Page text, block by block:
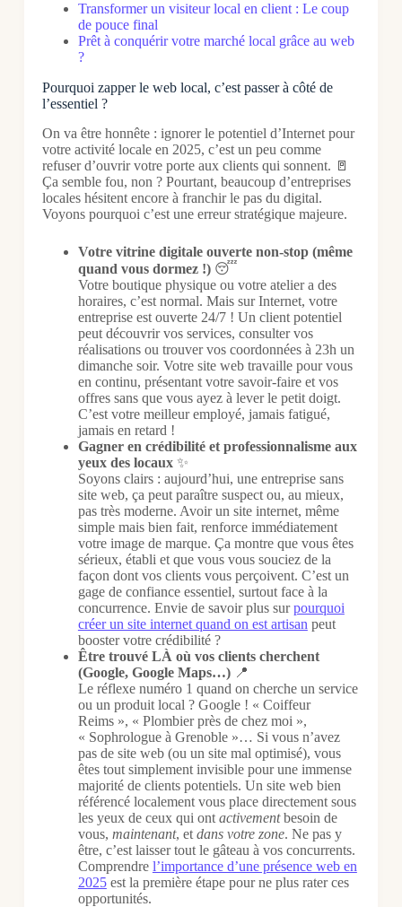
Transformer un visiteur local en client : Le coup
de pouce final
Prêt à conquérir votre marché local grâce au web
?
Pourquoi zapper le web local, c’est passer à côté de
l’essentiel ?
On va être honnête : ignorer le potentiel d’Internet pour
votre activité locale en 2025, c’est un peu comme
refuser d’ouvrir votre porte aux clients qui sonnent. 🚪
Ça semble fou, non ? Pourtant, beaucoup d’entreprises
locales hésitent encore à franchir le pas du digital.
Voyons pourquoi c’est une erreur stratégique majeure.
Votre vitrine digitale ouverte non-stop (même
quand vous dormez !)😴
Votre boutique physique ou votre atelier a des
horaires, c’est normal. Mais sur Internet, votre
entreprise est ouverte 24/7 ! Un client potentiel
peut découvrir vos services, consulter vos
réalisations ou trouver vos coordonnées à 23h un
dimanche soir. Votre site web travaille pour vous
en continu, présentant votre savoir-faire et vos
offres sans que vous ayez à lever le petit doigt.
C’est votre meilleur employé, jamais fatigué,
jamais en retard !
Gagner en crédibilité et professionnalisme aux
yeux des locaux✨
Soyons clairs : aujourd’hui, une entreprise sans
site web, ça peut paraître suspect ou, au mieux,
pas très moderne. Avoir un site internet, même
simple mais bien fait, renforce immédiatement
votre image de marque. Ça montre que vous êtes
sérieux, établi et que vous vous souciez de la
façon dont vos clients vous perçoivent. C’est un
gage de confiance essentiel, surtout face à la
concurrence. Envie de savoir plus surpourquoi
créer un site internet quand on est artisan peut
booster votre crédibilité ?
Être trouvé LÀ où vos clients cherchent
(Google, Google Maps…)📍
Le réflexe numéro 1 quand on cherche un service
ou un produit local ? Google ! « Coiffeur
Reims », « Plombier près de chez moi »,
« Sophrologue à Grenoble »… Si vous n’avez
pas de site web (ou un site mal optimisé), vous
êtes tout simplement invisible pour une immense
majorité de clients potentiels. Un site web bien
référencé localement vous place directement sous
les yeux de ceux qui ont activementbesoin de
vous, maintenant, et dans votre zone. Ne pas y
être, c’est laisser tout le gâteau à vos concurrents.
Comprendre l’importance d’une présence web en
2025est la première étape pour ne plus rater ces
opportunités.